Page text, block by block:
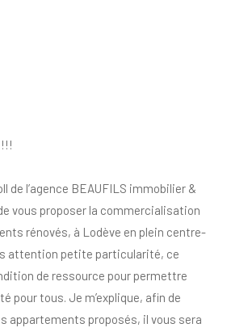
de l’agence BEAUFILS immobilier &
vous proposer la commercialisation
rénovés, à Lodève en plein centre-
attention petite particularité, ce
de ressource pour permettre
pour tous. Je m’explique, afin de
appartements proposés, il vous sera